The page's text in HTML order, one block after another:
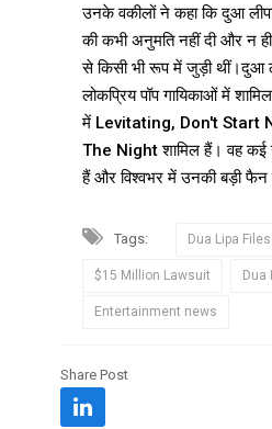
उनके वकीलों ने कहा कि दुआ
की कभी अनुमति नहीं दी और न
से किसी भी रूप में जुड़ी थीं।दुआ
लोकप्रिय पॉप गायिकाओं में
में Levitating, Don't Start
The Night शामिल हैं। वह कई
हैं और विश्वभर में उनकी बड़ी फैन
Tags: Dua Lipa
$15 Million Lawsuit Dua
Entertainment news
Share Post